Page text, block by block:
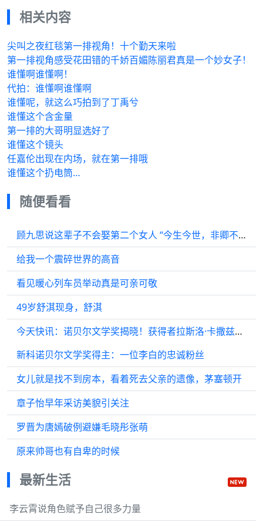
相关内容
尖叫之夜红毯第一排视角！十个勤天来啦
第一排视角感受花田错的千娇百媚陈丽君真是一个妙女子！
谁懂啊谁懂啊！
代拍：谁懂啊谁懂啊
谁懂呢，就这么巧拍到了丁禹兮
谁懂这个含金量
第一排的大哥明显选好了
谁懂这个镜头
任嘉伦出现在内场，就在第一排哦
谁懂这个扔电筒…
随便看看
顾九思说这辈子不会娶第二个女人 “今生今世，非卿不娶”
给我一个震碎世界的高音
看见暖心列车员举动真是可亲可敬
49岁舒淇现身，舒淇
今天快讯：诺贝尔文学奖揭晓！获得者拉斯洛·卡撒兹纳霍凯是个中国迷
新科诺贝尔文学奖得主：一位李白的忠诚粉丝
女儿就是找不到房本，看着死去父亲的遗像，茅塞顿开
章子怡早年采访美貌引关注
罗晋为唐嫣破例避嫌毛晓彤张萌
原来帅哥也有自卑的时候
最新生活
李云霄说角色赋予自己很多力量